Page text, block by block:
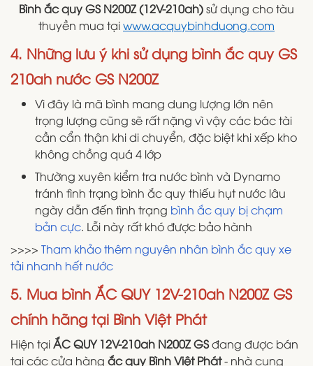
Bình ắc quy GS N200Z (12V-210ah)sử dụng cho tàu
thuyền mua tạiwww.acquybinhduong.com
4. Những lưu ý khi sử dụng bình ắc quy GS
210ah nước GS N200Z
Vì đây là mã bình mang dung lượng lớn nên
trọng lượng cũng sẽ rất nặng vì vậy các bác tài
cần cẩn thận khi di chuyển, đặc biệt khi xếp kho
không chồng quá 4 lớp
Thường xuyên kiểm tra nước bình và Dynamo
tránh tình trạng bình ắc quy thiếu hụt nước lâu
ngày dẫn đến tình trạng bình ắc quy bị chạm
bản cực. Lỗi này rất khó được bảo hành
>>>> Tham khảo thêm nguyên nhân bình ắc quy xe
tải nhanh hết nước
5. Mua bình ẮC QUY 12V-210ah N200Z GS
chính hãng tại Bình Việt Phát
Hiện tạiẮC QUY 12V-210ah N200Z GSđang được bán
tại các cửa hàng ắc quy Bình Việt Phát- nhà cung